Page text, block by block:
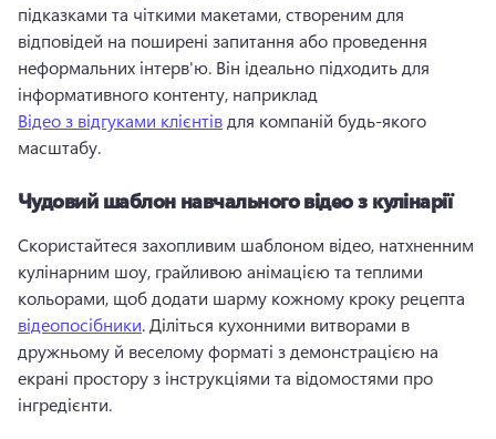
підказками та чіткими макетами, створеним для
відповідей на поширені запитання або проведення
неформальних інтерв'ю. Він ідеально підходить для
інформативного контенту, наприклад
Відео з відгуками клієнтів для компаній будь-якого
масштабу.
Чудовий шаблон навчального відео з кулінарії
Скористайтеся захопливим шаблоном відео, натхненним
кулінарним шоу, грайливою анімацією та теплими
кольорами, щоб додати шарму кожному кроку рецепта
відеопосібники. Діліться кухонними витворами в
дружньому й веселому форматі з демонстрацією на
екрані простору з інструкціями та відомостями про
інгредієнти.